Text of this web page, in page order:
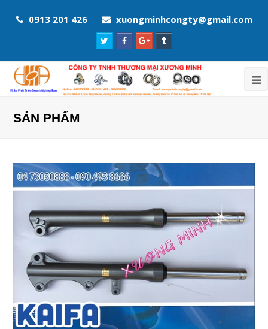
0913 201 426 xuongminhcongty@gmail.com
TwitterFacebook
Google
Profile
Tumblr
SẢN PHẨM